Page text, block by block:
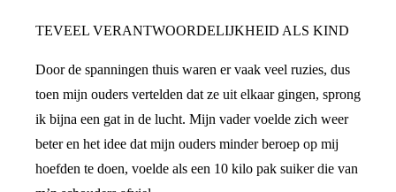
TEVEEL VERANTWOORDELIJKHEID ALS KIND
Door de spanningen thuis waren er vaak veel ruzies, dus
toen mijn ouders vertelden dat ze uit elkaar gingen, sprong
ik bijna een gat in de lucht. Mijn vader voelde zich weer
beter en het idee dat mijn ouders minder beroep op mij
hoefden te doen, voelde als een 10 kilo pak suiker die van